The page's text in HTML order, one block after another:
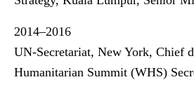
2014–2016
UN-Secretariat, New York, Chief
Humanitarian Summit (WHS)